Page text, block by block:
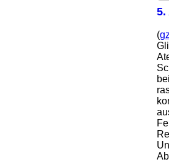
5.
(gz